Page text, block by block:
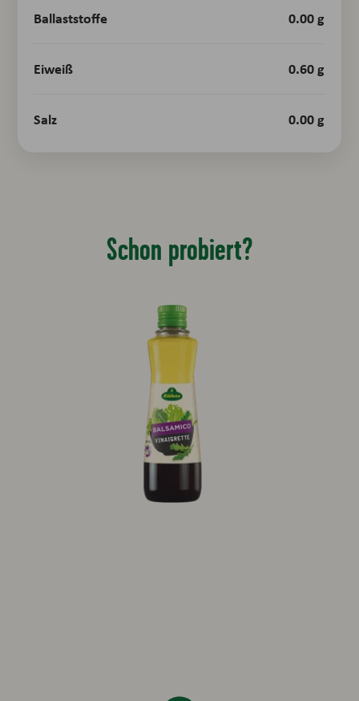
Ballaststoffe 0.00 g
Eiweiß 0.60 g
Salz 0.00 g
Schon probiert?